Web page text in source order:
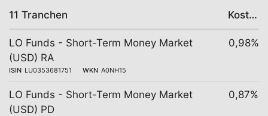
11 Tranchen Kosten
LO Funds - Short-Term Money Market
(USD) RA
ISIN LU0353681751 WKN A0NH15
0,98%
LO Funds - Short-Term Money Market
(USD) PD
0,87%